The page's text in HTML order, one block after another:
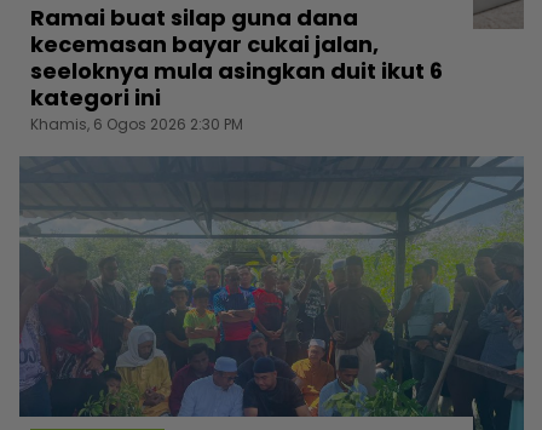
Ramai buat silap guna dana
kecemasan bayar cukai jalan,
seeloknya mula asingkan duit ikut 6
kategori ini
Khamis, 6 Ogos 2026 2:30 PM